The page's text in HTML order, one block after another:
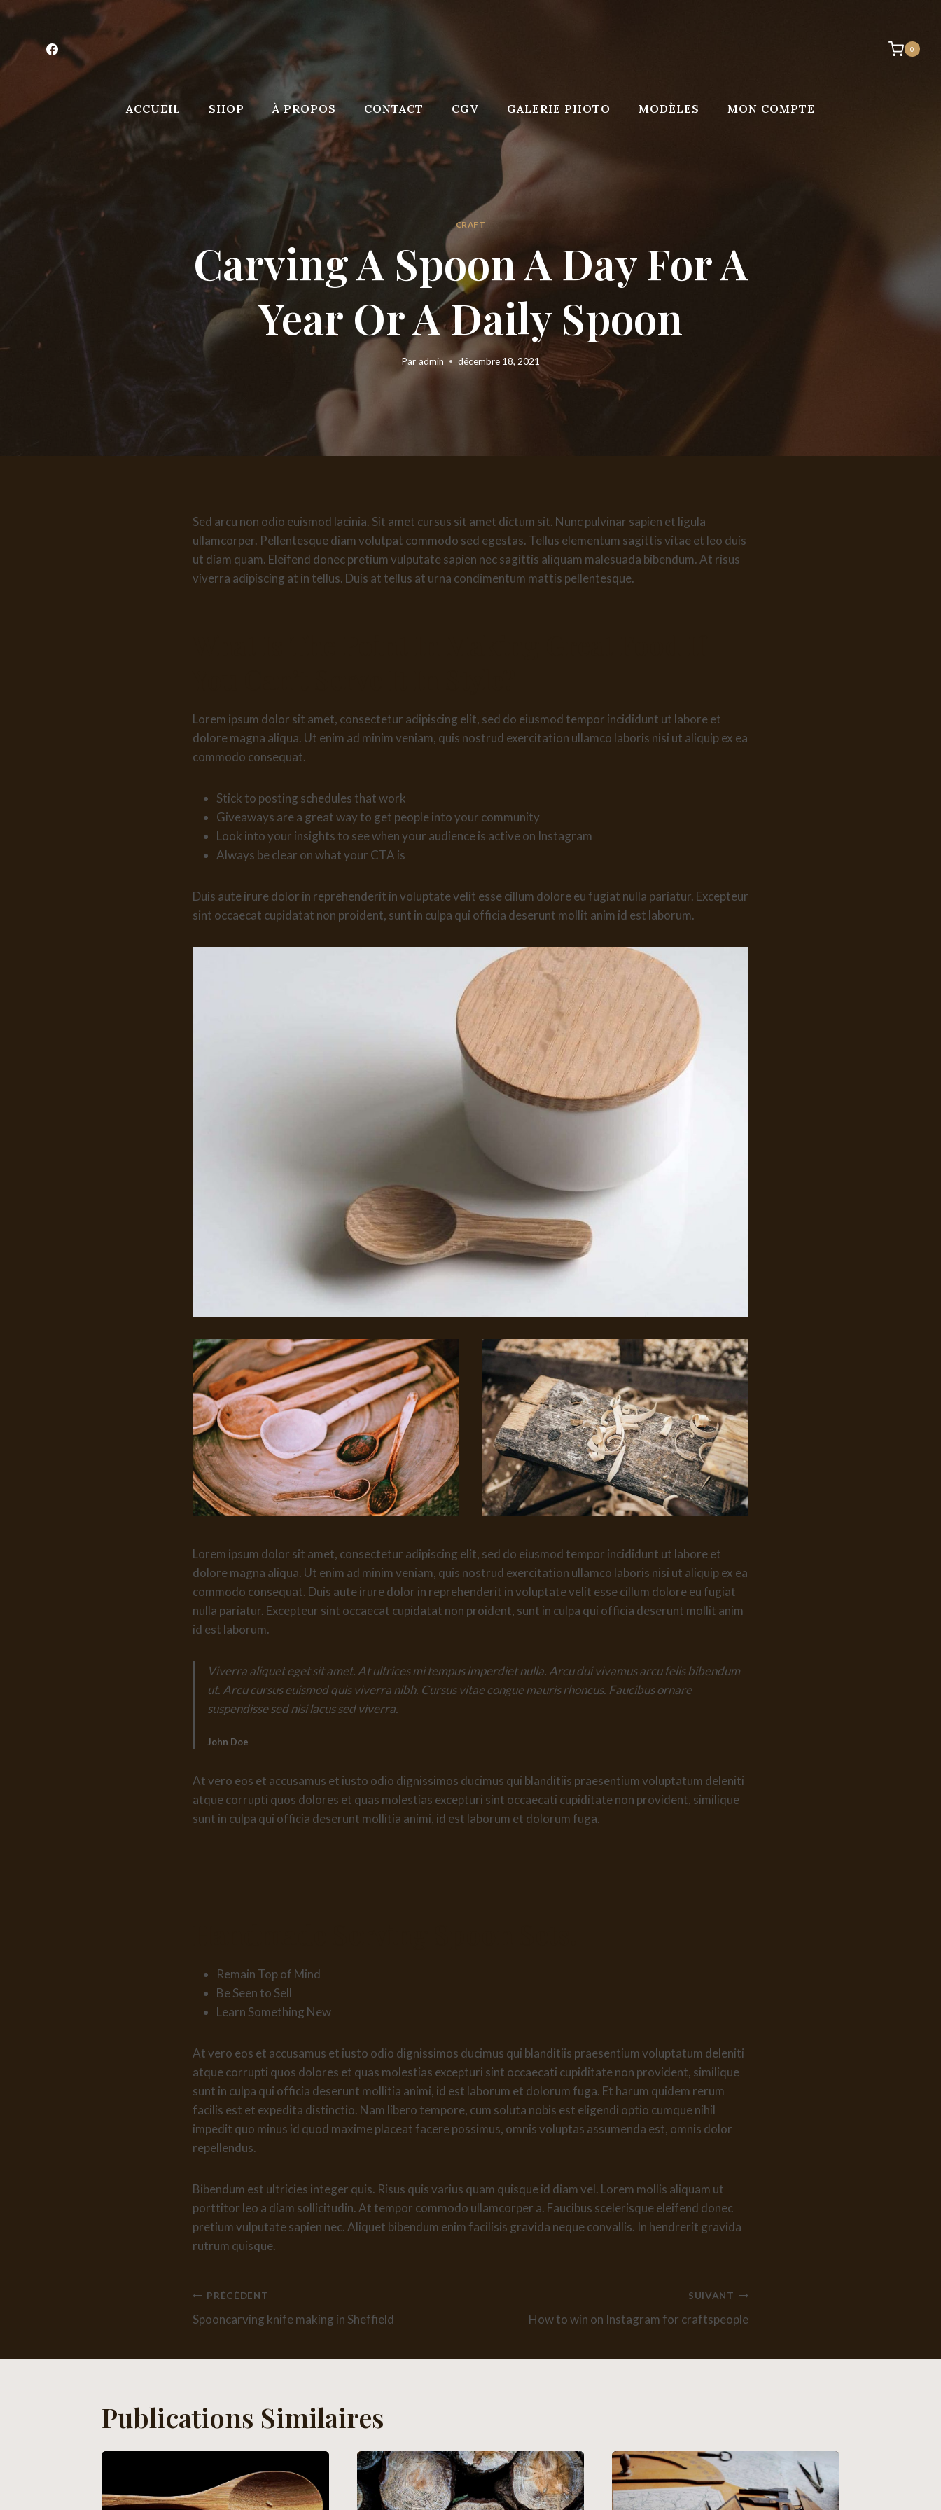
contenu
0
ACCUEIL SHOP À PROPOS CONTACT CGV GALERIE PHOTO MODÈLES MON COMPTE
CRAFT
Carving A Spoon A Day For A
Year Or A Daily Spoon
Par admin décembre 18, 2021
Sed arcu non odio euismod lacinia. Sit amet cursus sit amet dictum sit. Nunc pulvinar sapien et ligula
ullamcorper. Pellentesque diam volutpat commodo sed egestas. Tellus elementum sagittis vitae et leo duis
ut diam quam. Eleifend donec pretium vulputate sapien nec sagittis aliquam malesuada bibendum. At risus
viverra adipiscing at in tellus. Duis at tellus at urna condimentum mattis pellentesque.
Lorem ipsum dolor sit amet, consectetur adipiscing elit, sed do eiusmod tempor incididunt ut labore et
dolore magna aliqua. Ut enim ad minim veniam, quis nostrud exercitation ullamco laboris nisi ut aliquip ex ea
commodo consequat.
Stick to posting schedules that work
Giveaways are a great way to get people into your community
Look into your insights to see when your audience is active on Instagram
Always be clear on what your CTA is
Duis aute irure dolor in reprehenderit in voluptate velit esse cillum dolore eu fugiat nulla pariatur. Excepteur
sint occaecat cupidatat non proident, sunt in culpa qui officia deserunt mollit anim id est laborum.
Lorem ipsum dolor sit amet, consectetur adipiscing elit, sed do eiusmod tempor incididunt ut labore et
dolore magna aliqua. Ut enim ad minim veniam, quis nostrud exercitation ullamco laboris nisi ut aliquip ex ea
commodo consequat. Duis aute irure dolor in reprehenderit in voluptate velit esse cillum dolore eu fugiat
nulla pariatur. Excepteur sint occaecat cupidatat non proident, sunt in culpa qui officia deserunt mollit anim
id est laborum.
Viverra aliquet eget sit amet. At ultrices mi tempus imperdiet nulla. Arcu dui vivamus arcu felis bibendum
ut. Arcu cursus euismod quis viverra nibh. Cursus vitae congue mauris rhoncus. Faucibus ornare
suspendisse sed nisi lacus sed viverra.
John Doe
At vero eos et accusamus et iusto odio dignissimos ducimus qui blanditiis praesentium voluptatum deleniti
atque corrupti quos dolores et quas molestias excepturi sint occaecati cupiditate non provident, similique
sunt in culpa qui officia deserunt mollitia animi, id est laborum et dolorum fuga.
Remain Top of Mind
Be Seen to Sell
Learn Something New
At vero eos et accusamus et iusto odio dignissimos ducimus qui blanditiis praesentium voluptatum deleniti
atque corrupti quos dolores et quas molestias excepturi sint occaecati cupiditate non provident, similique
sunt in culpa qui officia deserunt mollitia animi, id est laborum et dolorum fuga. Et harum quidem rerum
facilis est et expedita distinctio. Nam libero tempore, cum soluta nobis est eligendi optio cumque nihil
impedit quo minus id quod maxime placeat facere possimus, omnis voluptas assumenda est, omnis dolor
repellendus.
Bibendum est ultricies integer quis. Risus quis varius quam quisque id diam vel. Lorem mollis aliquam ut
porttitor leo a diam sollicitudin. At tempor commodo ullamcorper a. Faucibus scelerisque eleifend donec
pretium vulputate sapien nec. Aliquet bibendum enim facilisis gravida neque convallis. In hendrerit gravida
rutrum quisque.
Navigation
De
L’article
PRÉCÉDENT
Spooncarving knife making in Sheffield
SUIVANT
How to win on Instagram for craftspeople
Publications Similaires